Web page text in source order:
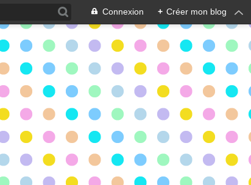
Connexion + Créer mon blog